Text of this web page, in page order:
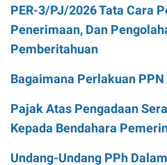
PER-3/PJ/2026 Tata Cara
Penerimaan, Dan
Pemberitahuan
Bagaimana Perlakuan
Pajak Atas Pengadaan
Kepada Bendahara
Undang-Undang PPh